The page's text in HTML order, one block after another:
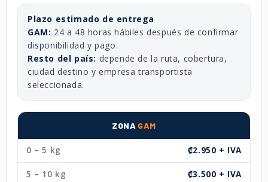
Plazo estimado de entrega
GAM: 24 a 48 horas hábiles después de confirmar
disponibilidad y pago.
Resto del país: depende de la ruta, cobertura,
ciudad destino y empresa transportista
seleccionada.
ZONA GAM
0 – 5 kg ₡2.950 + IVA
5 – 10 kg ₡3.500 + IVA